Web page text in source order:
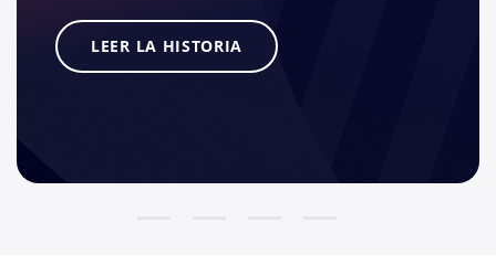
LEER LA HISTORIA